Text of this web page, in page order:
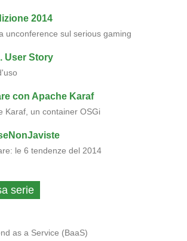
2014
unconference sul serious gaming
User Story
con Apache Karaf
Karaf, un container OSGi
le 6 tendenze del 2014
serie
as a Service (BaaS)